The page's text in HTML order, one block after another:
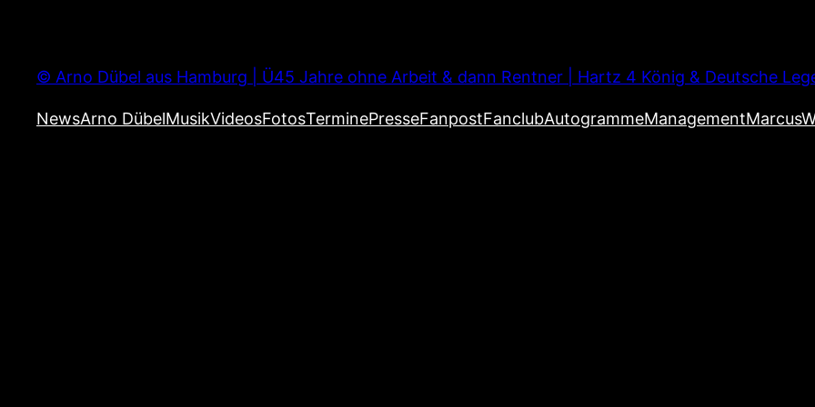
springen
© Arno Dübel aus Hamburg | Ü45 Jahre ohne Arbeit & dann Rentner | Hartz 4 König & Deutsche
NewsArno DübelMusikVideosFotosTerminePresseFanpostFanclubAutogrammeManagement